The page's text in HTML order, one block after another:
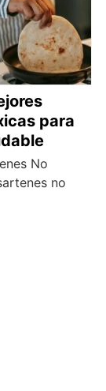
para
No
no